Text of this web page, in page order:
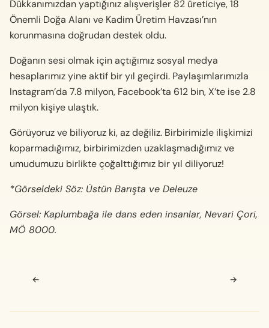
Dükkanımızdan yaptığınız alışverişler 82 üreticiye, 18
Önemli Doğa Alanı ve Kadim Üretim Havzası’nın
korunmasına doğrudan destek oldu.
Doğanın sesi olmak için açtığımız sosyal medya
hesaplarımız yine aktif bir yıl geçirdi. Paylaşımlarımızla
Instagram’da 7.8 milyon, Facebook’ta 612 bin, X’te ise 2.8
milyon kişiye ulaştık.
Görüyoruz ve biliyoruz ki, az değiliz. Birbirimizle ilişkimizi
koparmadığımız, birbirimizden uzaklaşmadığımız ve
umudumuzu birlikte çoğalttığımız bir yıl diliyoruz!
*Görseldeki Söz: Üstün Barışta ve Deleuze
Görsel: Kaplumbağa ile dans eden insanlar, Nevari Çori,
MÖ 8000.
Navigasyon sonrası
← →